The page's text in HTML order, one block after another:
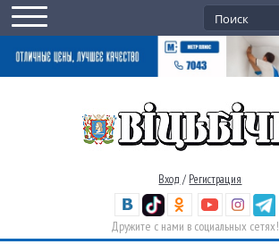
Вход / Регистрация
Дружите с нами в социальных сетях!